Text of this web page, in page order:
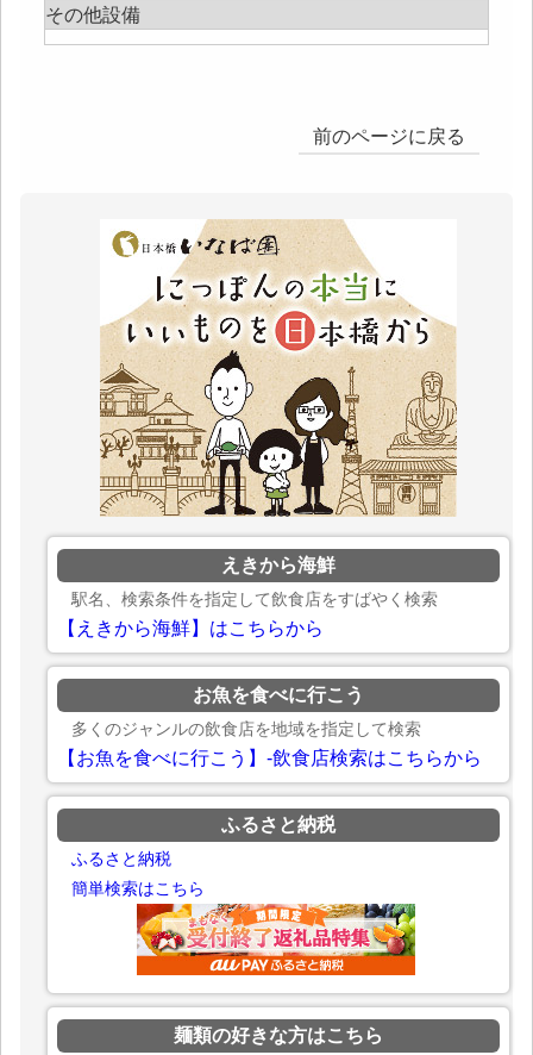
その他設備
前のページに戻る
えきから海鮮
駅名、検索条件を指定して飲食店をすばやく検索
【えきから海鮮】はこちらから
お魚を食べに行こう
多くのジャンルの飲食店を地域を指定して検索
【お魚を食べに行こう】-飲食店検索はこちらから
ふるさと納税
ふるさと納税
簡単検索はこちら
麺類の好きな方はこちら